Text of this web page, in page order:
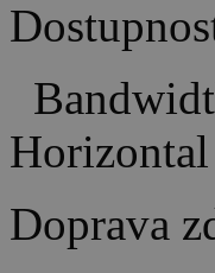
Doprava